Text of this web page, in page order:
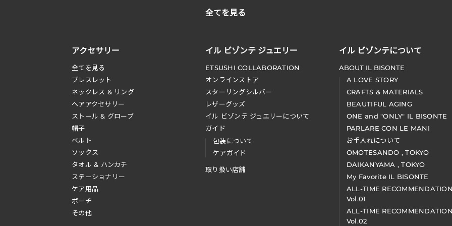
全てを見る
アクセサリー
全てを見る
ブレスレット
ネックレス & リング
へアアクセサリー
ストール & グローブ
帽子
ベルト
ソックス
タオル & ハンカチ
ステーショナリー
ケア用品
ポーチ
その他
イル ビゾンテ ジュエリー
ETSUSHI COLLABORATION
オンラインストア
スターリングシルバー
レザーグッズ
イル ビゾンテ ジュエリーについて
ガイド
包装について
ケアガイド
取り扱い店舗
イル ビゾンテについて
ABOUT IL BISONTE
A LOVE STORY
CRAFTS & MATERIALS
BEAUTIFUL AGING
ONE and "ONLY" IL BISONTE
PARLARE CON LE MANI
お手入れについて
OMOTESANDO , TOKYO
DAIKANYAMA , TOKYO
My Favorite IL BISONTE
ALL-TIME
Vol.01
ALL-TIME
Vol.02